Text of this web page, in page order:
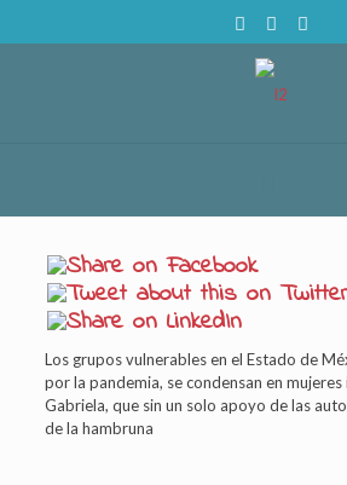
Los grupos vulnerables en el Estado de
por la pandemia, se condensan en
Gabriela, que sin un solo apoyo de las
de la hambruna